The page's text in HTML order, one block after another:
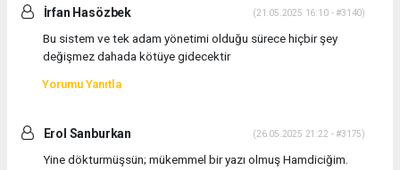
İrfan Hasözbek (21.05.2025 16:10 - #3140)
Bu sistem ve tek adam yönetimi olduğu sürece hiçbir şey
değişmez dahada kötüye gidecektir
Yorumu Yanıtla
Erol Sanburkan (26.05.2025 21:22 - #3175)
Yine dökturmüşsün; mükemmel bir yazı olmuş Hamdiciğim.